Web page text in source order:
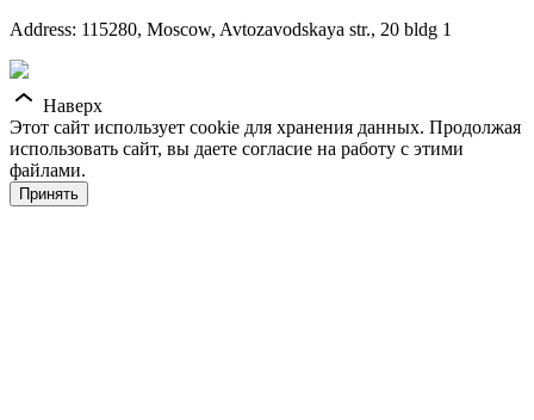
Address: 115280, Moscow, Avtozavodskaya str., 20 bldg 1
Наверх
Этот сайт использует cookie для хранения данных. Продолжая
использовать сайт, вы даете согласие на работу с этими
файлами.
Принять